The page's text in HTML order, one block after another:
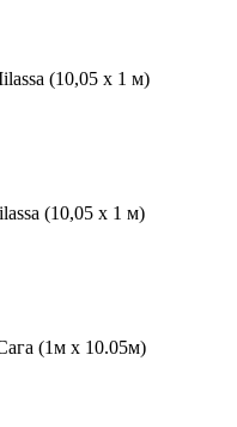
(10,05 х 1 м)
(10,05 х 1 м)
(1м х 10.05м)